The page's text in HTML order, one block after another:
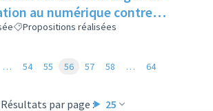
au numérique contre
du tricot)
Propositions réalisées
Résultats par page : 25
… 54 55 56 57 58 … 64